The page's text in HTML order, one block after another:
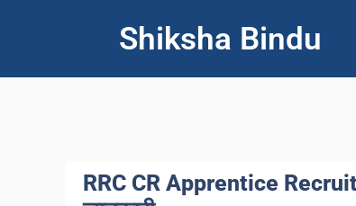
Shiksha Bindu
RRC CR Apprentice